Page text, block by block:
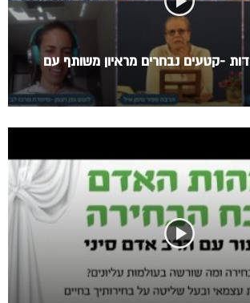
-קטעים נבחרים מראיון משותף עם